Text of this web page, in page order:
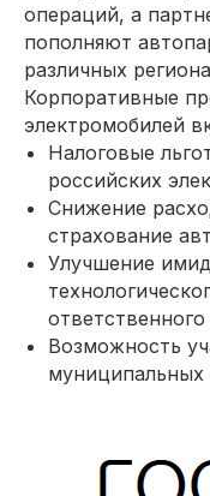
операций, а
пополняют
различных
Корпоративные
электромобилей
Налоговые
российских
Снижение
страхование
Улучшение
Возможность